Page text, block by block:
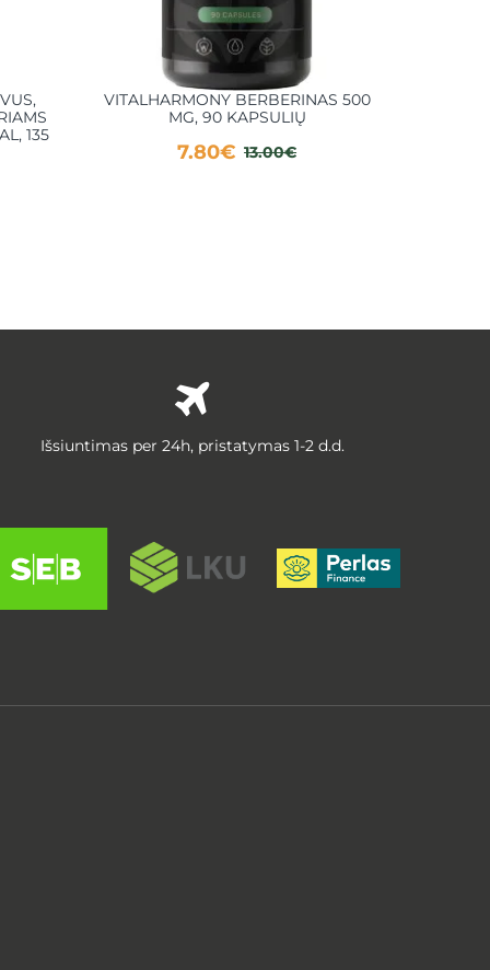
135
VITALHARMONY BERBERINAS 500
MG, 90 KAPSULIŲ
7.80€ 13.00€
Išsiuntimas per 24h, pristatymas 1-2 d.d.